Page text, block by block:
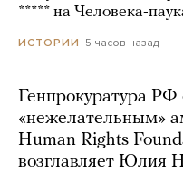
***** на Человека-
ИСТОРИИ 5 часов назад
Генпрокуратура РФ
«нежелательным»
Human Rights
возглавляет Юлия